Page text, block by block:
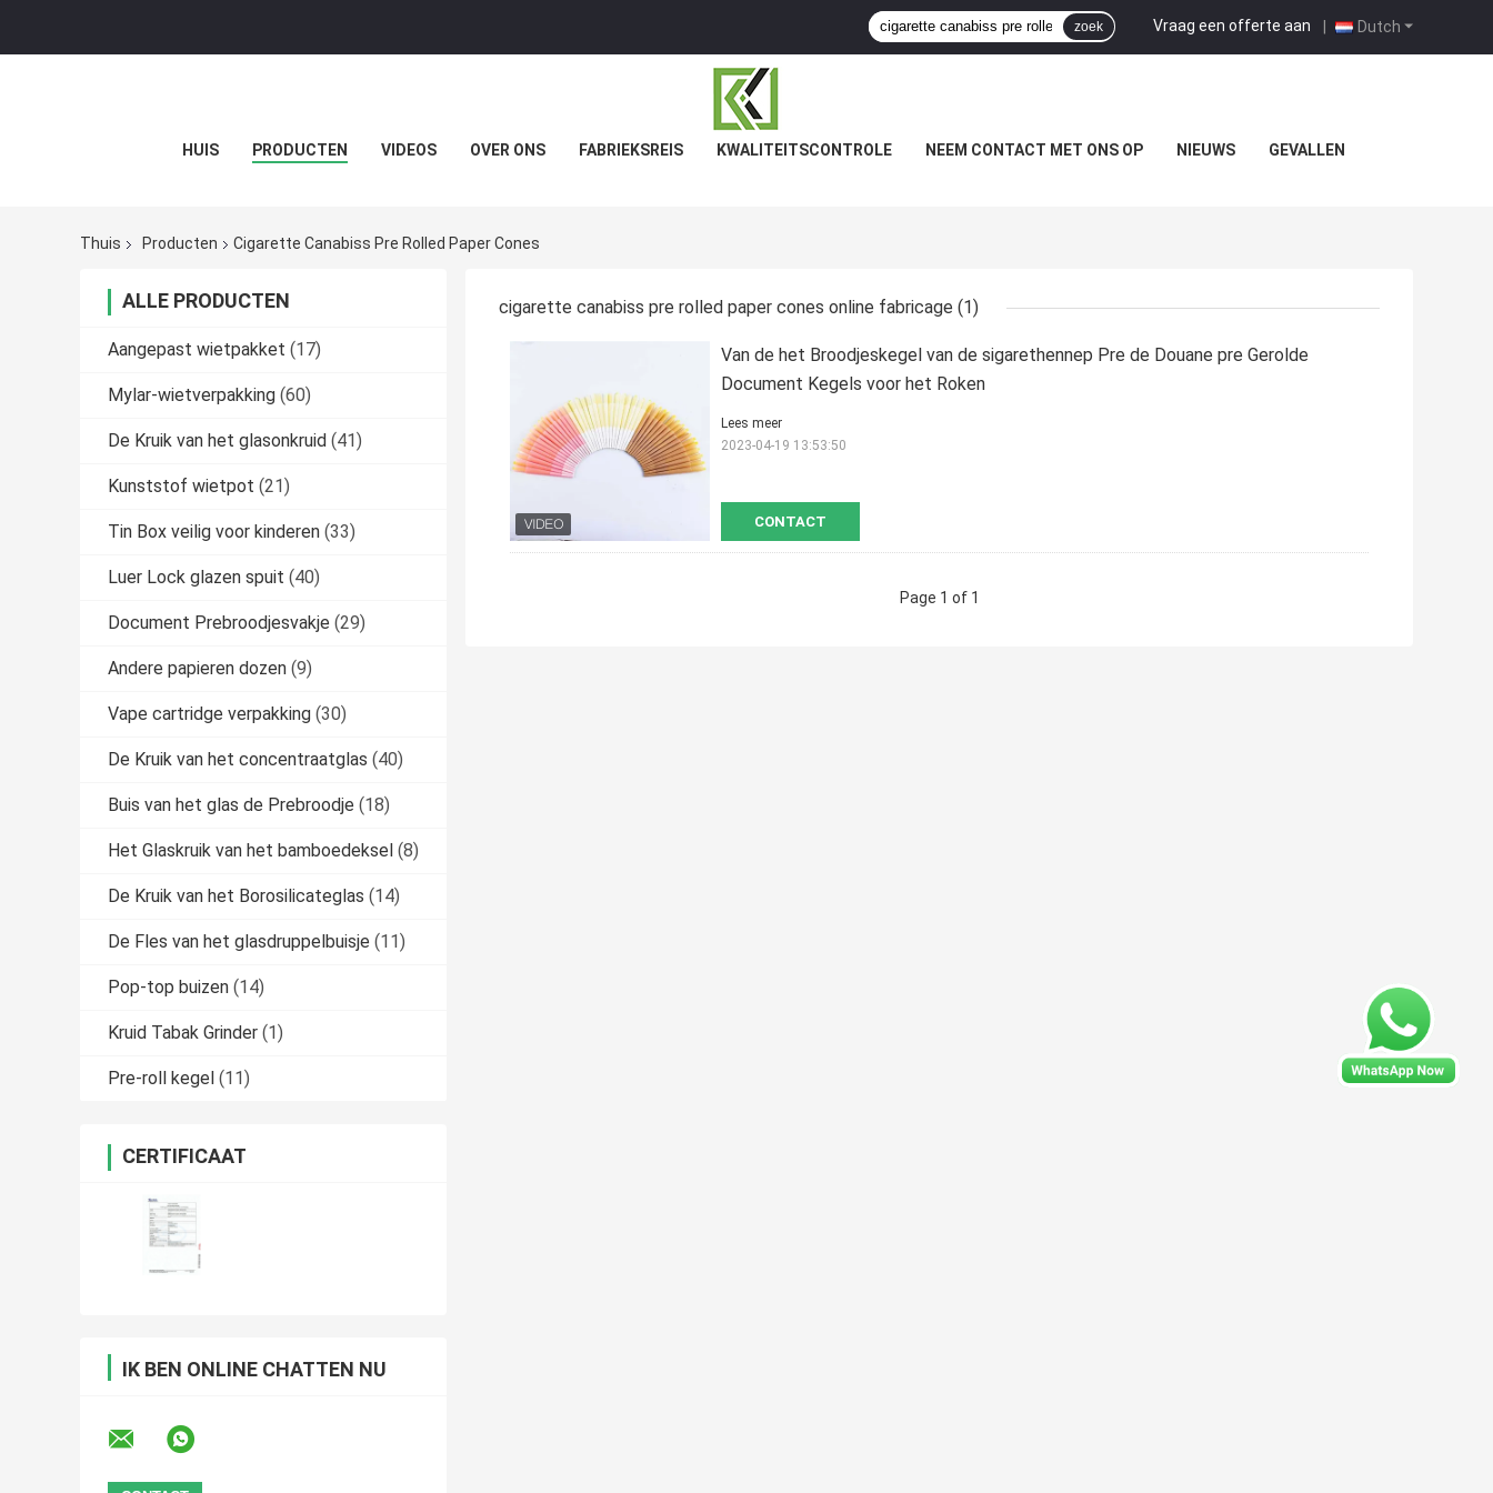
Dutch
Vraag een offerte aan |
zoek
HUIS PRODUCTEN VIDEOS OVER ONS FABRIEKSREIS KWALITEITSCONTROLE NEEM CONTACT MET ONS OP NIEUWS GEVALLEN
Thuis Producten Cigarette Canabiss Pre Rolled Paper Cones
ALLE PRODUCTEN
Aangepast wietpakket (17)
Mylar-wietverpakking (60)
De Kruik van het glasonkruid (41)
Kunststof wietpot (21)
Tin Box veilig voor kinderen (33)
Luer Lock glazen spuit (40)
Document Prebroodjesvakje (29)
Andere papieren dozen (9)
Vape cartridge verpakking (30)
De Kruik van het concentraatglas (40)
Buis van het glas de Prebroodje (18)
Het Glaskruik van het bamboedeksel (8)
De Kruik van het Borosilicateglas (14)
De Fles van het glasdruppelbuisje (11)
Pop-top buizen (14)
Kruid Tabak Grinder (1)
Pre-roll kegel (11)
CERTIFICAAT
IK BEN ONLINE CHATTEN NU
cigarette canabiss pre rolled paper cones online fabricage (1)
Van de het Broodjeskegel van de sigarethennep Pre de Douane pre Gerolde
Document Kegels voor het Roken
CONTACT
Lees meer
2023-04-19 13:53:50
Page 1 of 1